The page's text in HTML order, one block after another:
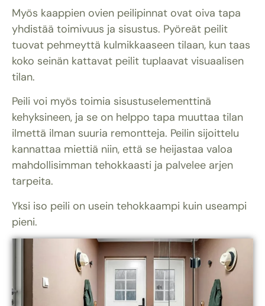
Myös kaappien ovien peilipinnat ovat oiva tapa
yhdistää toimivuus ja sisustus. Pyöreät peilit
tuovat pehmeyttä kulmikkaaseen tilaan, kun taas
koko seinän kattavat peilit tuplaavat visuaalisen
tilan.
Peili voi myös toimia sisustuselementtinä
kehyksineen, ja se on helppo tapa muuttaa tilan
ilmettä ilman suuria remontteja. Peilin sijoittelu
kannattaa miettiä niin, että se heijastaa valoa
mahdollisimman tehokkaasti ja palvelee arjen
tarpeita.
Yksi iso peili on usein tehokkaampi kuin useampi
pieni.